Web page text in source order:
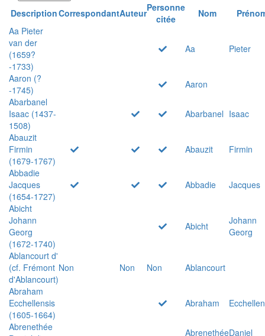
DescriptionCorrespondantAuteurPersonne
citée
Nom
Aa Pieter
van der
(1659?
-1733)
Aa Pieter
Aaron (?
-1745)
Aaron
Abarbanel
Isaac (1437-
1508)
Abarbanel Isaac
Abauzit
Firmin
(1679-1767)
Abauzit
Firmin
Abbadie
Jacques
(1654-1727)
Abbadie
Jacques
Abicht
Johann
Georg
(1672-1740)
Abicht
Johann
Georg
Ablancourt d'
(cf. Frémont
d'Ablancourt)
Non Non Non
Ablancourt
Abraham
Ecchellensis
(1605-1664)
Abraham
Abrenethée
AbrenethéeDaniel